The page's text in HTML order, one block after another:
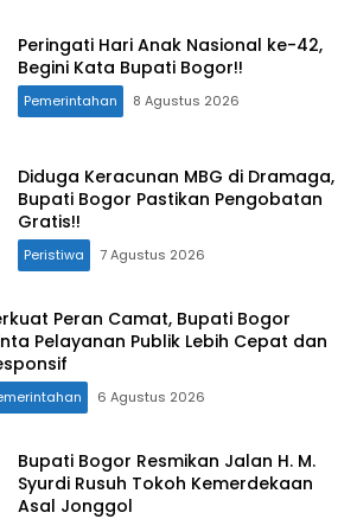
Peringati Hari Anak Nasional ke-42,
Begini Kata Bupati Bogor!!
Pemerintahan 8 Agustus 2026
Diduga Keracunan MBG di Dramaga,
Bupati Bogor Pastikan Pengobatan
Gratis!!
Peristiwa 7 Agustus 2026
Peran Camat, Bupati Bogor
Pelayanan Publik Lebih Cepat dan
6 Agustus 2026
Bupati Bogor Resmikan Jalan H. M.
Syurdi Rusuh Tokoh Kemerdekaan
Asal Jonggol